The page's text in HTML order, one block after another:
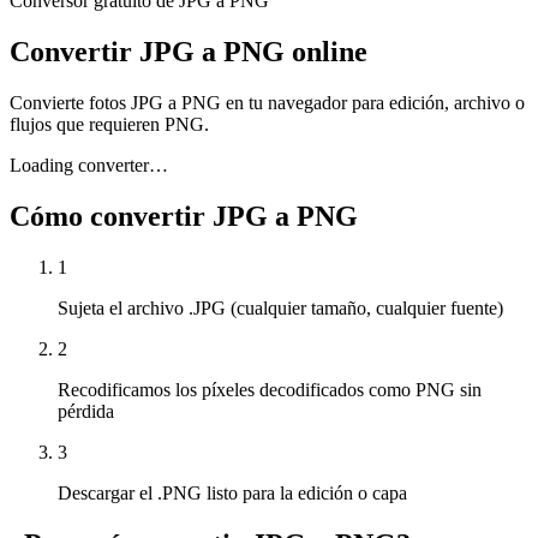
Convertir JPG a PNG online
Convierte fotos JPG a PNG en tu navegador para edición, archivo o
flujos que requieren PNG.
Loading converter…
Cómo convertir JPG a PNG
1
Sujeta el archivo .JPG (cualquier tamaño, cualquier fuente)
2
Recodificamos los píxeles decodificados como PNG sin
pérdida
3
Descargar el .PNG listo para la edición o capa